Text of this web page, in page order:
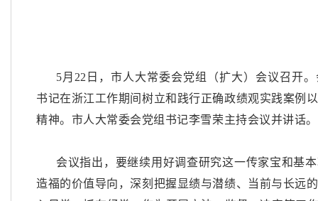
5月22日，市人大常委会党组（扩大）会议召开
书记在浙江工作期间树立和践行正确政绩观实践案例
精神。市人大常委会党组书记李雪荣主持会议并讲话。
会议指出，要继续用好调查研究这一传家宝和基
造福的价值导向，深刻把握显绩与潜绩、当前与长远